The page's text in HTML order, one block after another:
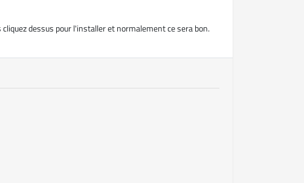
dessus pour l'installer et normalement ce sera bon.